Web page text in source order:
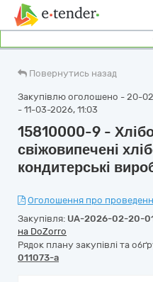
Повернутись назад
Закупівлю оголошено - 20-
- 11-03-2026, 11:03
15810000-9 -
свіжовипечені
кондитерські
Оголошення про
Закупівля: UA-2026-02-20-
на DoZorro
Рядок плану закупівлі та
011073-a